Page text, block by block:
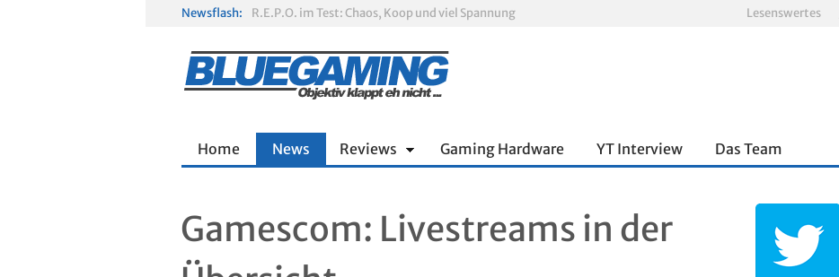
Newsflash:
R.E.P.O. im Test: Chaos, Koop und viel Spannung
Lesenswertes
Home News Reviews Gaming Hardware YT Interview Das Team
Gamescom: Livestreams in der